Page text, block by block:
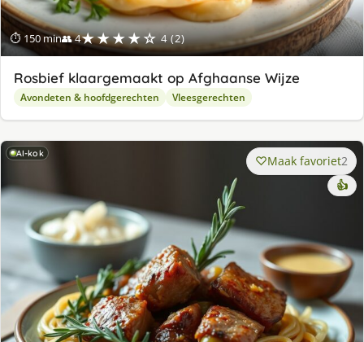
⏱ 150 min👥 4★★★★☆ 4 (2)
Rosbief klaargemaakt op Afghaanse Wijze
Avondeten & hoofdgerechten Vleesgerechten
AI-kok Maak favoriet2
👍